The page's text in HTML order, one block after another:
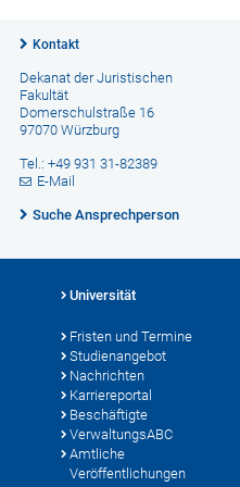
Kontakt
Dekanat der Juristischen
Fakultät
Domerschulstraße 16
97070 Würzburg
Tel.: +49 931 31-82389
E-Mail
Suche Ansprechperson
Universität
Fristen und Termine
Studienangebot
Nachrichten
Karriereportal
Beschäftigte
VerwaltungsABC
Amtliche
Veröffentlichungen